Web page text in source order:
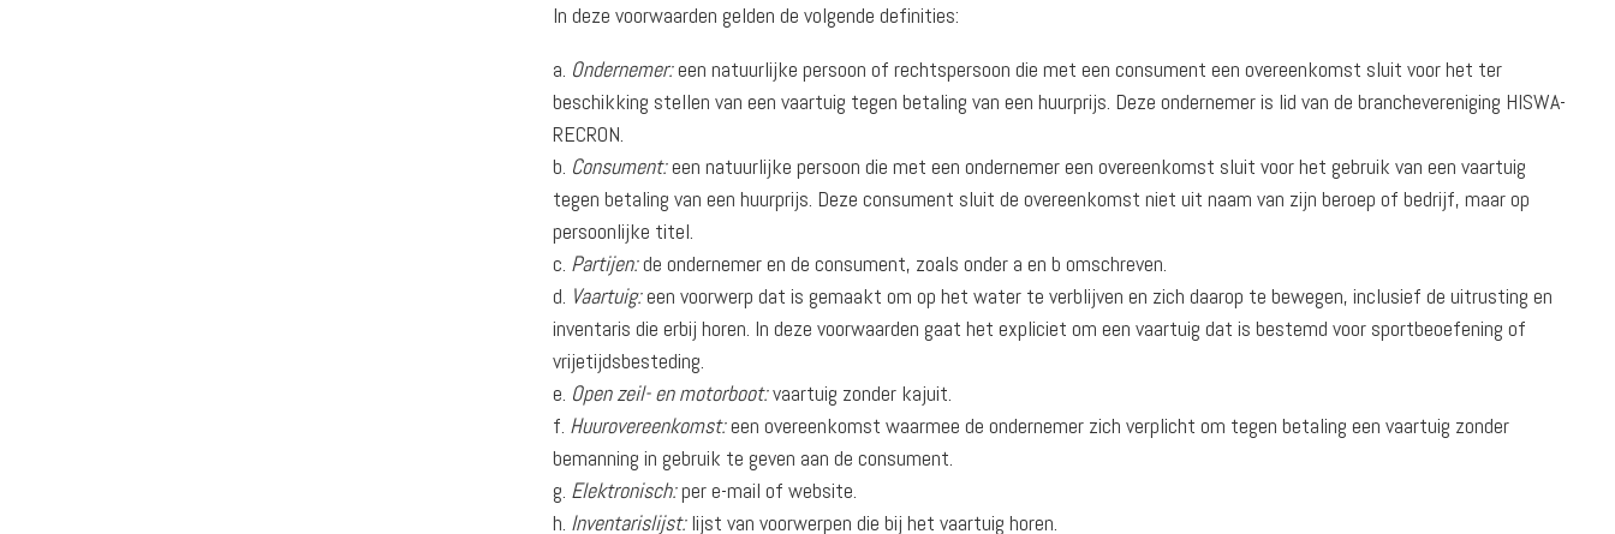
In deze voorwaarden gelden de volgende definities:
Ondernemer:een natuurlijke persoon of rechtspersoon die met een consument een overeenkomst sluit voor het ter
beschikking stellen van een vaartuig tegen betaling van een huurprijs. Deze ondernemer is lid van de branchevereniging HISWA-
RECRON.
Consument:een natuurlijke persoon die met een ondernemer een overeenkomst sluit voor het gebruik van een vaartuig
tegen betaling van een huurprijs. Deze consument sluit de overeenkomst niet uit naam van zijn beroep of bedrijf, maar op
persoonlijke titel.
Partijen:de ondernemer en de consument, zoals onder a en b omschreven.
Vaartuig:een voorwerp dat is gemaakt om op het water te verblijven en zich daarop te bewegen, inclusief de uitrusting en
inventaris die erbij horen. In deze voorwaarden gaat het expliciet om een vaartuig dat is bestemd voor sportbeoefening of
vrijetijdsbesteding.
Open zeil- en motorboot:vaartuig zonder kajuit.
Huurovereenkomst:een overeenkomst waarmee de ondernemer zich verplicht om tegen betaling een vaartuig zon­der
bemanning in gebruik te geven aan de consument.
Elektronisch:per e-mail of website.
Inventarislijst:lijst van voorwerpen die bij het vaartuig horen.